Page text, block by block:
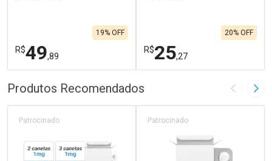
R$49,89
19% OFF
FECHAR
Laboratório
FECHAR
Por Menos
R$25,27
20% OFF
Laboratório
Por Menos
Produtos Recomendados Imagem
Patrocinado Patrocinado